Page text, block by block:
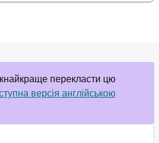
перекласти цю
версія англійською